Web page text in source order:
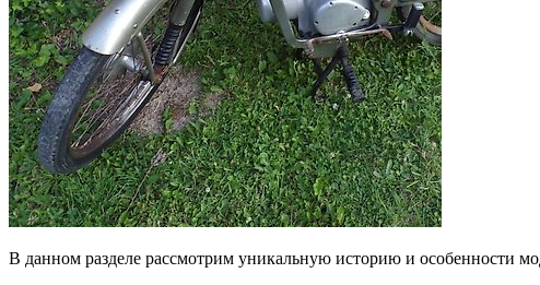
В данном разделе рассмотрим уникальную историю и особенности